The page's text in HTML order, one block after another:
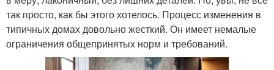
так просто, как бы этого хотелось. Процесс изменения в
типичных домах довольно жесткий. Он имеет немалые
ограничения общепринятых норм и требований.